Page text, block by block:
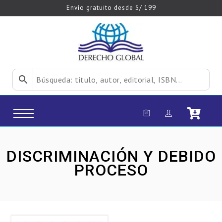
Envío gratuito desde S/.199
DISCRIMINACIÓN Y DEBIDO
PROCESO